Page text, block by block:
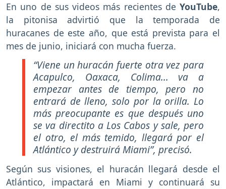
En uno de sus videos más recientes de YouTube,
la pitonisa advirtió que la temporada de
huracanes de este año, que está prevista para el
mes de junio, iniciará con mucha fuerza.
“Viene un huracán fuerte otra vez para
Acapulco, Oaxaca, Colima... va a
empezar antes de tiempo, pero no
entrará de lleno, solo por la orilla. Lo
más preocupante es que después uno
se va directito a Los Cabos y sale, pero
el otro, el más temido, llegará por el
Atlántico y destruirá Miami”, precisó.
Según sus visiones, el huracán llegará desde el
Atlántico, impactará en Miami y continuará su